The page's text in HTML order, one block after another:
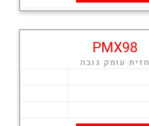
PMX98
חזית עומק גובה